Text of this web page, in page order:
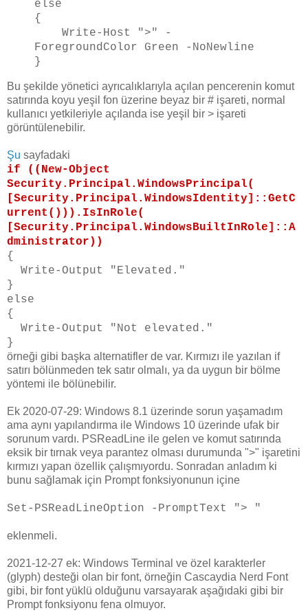
else
{
Write-Host ">" -
ForegroundColor Green -NoNewline
}
Bu şekilde yönetici ayrıcalıklarıyla açılan pencerenin komut
satırında koyu yeşil fon üzerine beyaz bir # işareti, normal
kullanıcı yetkileriyle açılanda ise yeşil bir > işareti
görüntülenebilir.
Şu sayfadaki
if ((New-Object
Security.Principal.WindowsPrincipal(
[Security.Principal.WindowsIdentity]::GetC
urrent())).IsInRole(
[Security.Principal.WindowsBuiltInRole]::A
dministrator))
{
Write-Output "Elevated."
}
else
{
Write-Output "Not elevated."
}
örneği gibi başka alternatifler de var. Kırmızı ile yazılan if
satırı bölünmeden tek satır olmalı, ya da uygun bir bölme
yöntemi ile bölünebilir.
Ek 2020-07-29: Windows 8.1 üzerinde sorun yaşamadım
ama aynı yapılandırma ile Windows 10 üzerinde ufak bir
sorunum vardı. PSReadLine ile gelen ve komut satırında
eksik bir tırnak veya parantez olması durumunda ">" işaretini
kırmızı yapan özellik çalışmıyordu. Sonradan anladım ki
bunu sağlamak için Prompt fonksiyonunun içine
Set-PSReadLineOption -PromptText "> "
eklenmeli.
2021-12-27 ek: Windows Terminal ve özel karakterler
(glyph) desteği olan bir font, örneğin Cascaydia Nerd Font
gibi, bir font yüklü olduğunu varsayarak aşağıdaki gibi bir
Prompt fonksiyonu fena olmuyor.